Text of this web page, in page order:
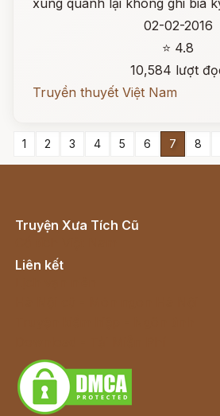
xung quanh lại không ghi bia
02-02-2016
⭐ 4.8
10,584 lượt
Truyền thuyết Việt Nam
1 2 3 4 5 6 7 8
Truyện Xưa Tích Cũ
Liên kết